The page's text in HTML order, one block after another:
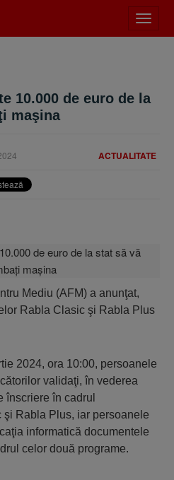
meniu
10.000 de euro de la
maşina
ACTUALITATE
Mediu (AFM) a anunţat,
Rabla Clasic şi Rabla Plus
2024, ora 10:00, persoanele
validaţi, în vederea
înscriere în cadrul
şi Rabla Plus, iar persoanele
informatică documentele
celor două programe.